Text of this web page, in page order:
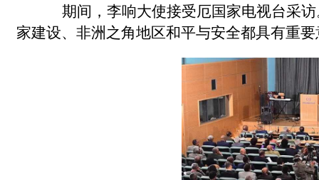
期间，李响大使接受厄国家电视台采访
家建设、非洲之角地区和平与安全都具有重